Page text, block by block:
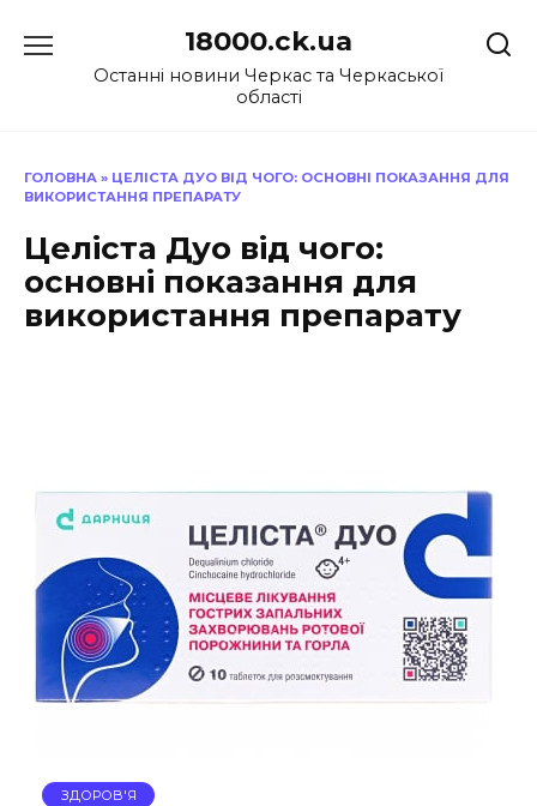
до
18000.ck.ua
Останні новини Черкас та Черкаської
області
ГОЛОВНА » ЦЕЛІСТА ДУО ВІД ЧОГО: ОСНОВНІ ПОКАЗАННЯ ДЛЯ
ВИКОРИСТАННЯ ПРЕПАРАТУ
Целіста Дуо від чого:
основні показання для
використання препарату
ЗДОРОВ'Я